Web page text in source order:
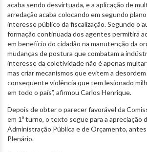
acaba sendo desvirtuada, e a aplicação de
arredação acaba colocando em segundo
interesse público da fiscalização. Segundo o
formação continuada dos agentes permitirá
em benefício do cidadão na manutenção da
mudanças de postura que combatam a
interesse da coletividade não é apenas
mas criar mecanismos que evitem a
consequente violência que tem lesionado
em todo o país”, afirmou Carlos Henrique.
Depois de obter o parecer favorável da
em 1º turno, o texto segue para a apreciação
Administração Pública e de Orçamento,
Plenário.